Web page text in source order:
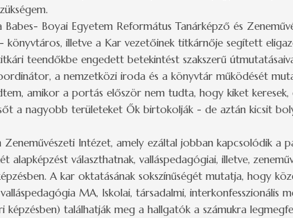
Boyai Egyetem Református Tanárképző és
illetve a Kar vezetőinek titkárnője segített
teendőkbe engedett betekintést szakszerű
a nemzetközi iroda és a könyvtár működését
amikor a portás először nem tudta, hogy kiket
a nagyobb területeket Ők birtokolják - de aztán kicsit
Intézet, amely ezáltal jobban kapcsolódik a
alapképzést választhatnak, valláspedagógiai, illetve,
A kar oktatásának sokszínűségét mutatja, hogy
MA, Iskolai, társadalmi, interkonfesszionális
találhatják meg a hallgatók a számukra